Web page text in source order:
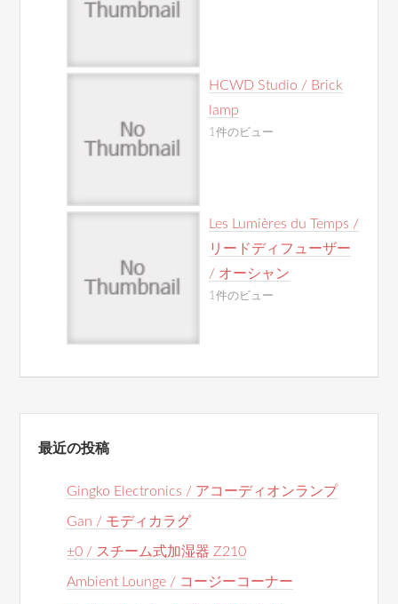
HCWD Studio / Brick
lamp
1件のビュー
Les Lumières du Temps /
リードディフューザー
/ オーシャン
1件のビュー
最近の投稿
Gingko Electronics / アコーディオンランプ
Gan / モディカラグ
±0 / スチーム式加湿器 Z210
Ambient Lounge / コージーコーナー